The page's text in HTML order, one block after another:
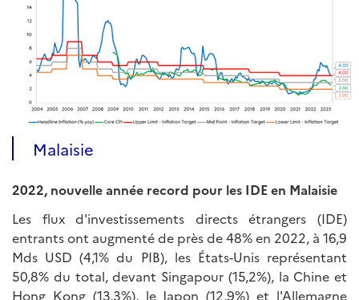
Malaisie
2022, nouvelle année record pour les IDE en Malaisie
Les flux d'investissements directs étrangers (IDE)
entrants ont augmenté de près de 48% en 2022, à 16,9
Mds USD (4,1% du PIB), les États-Unis représentant
50,8% du total, devant Singapour (15,2%), la Chine et
Hong Kong (13,3%), le Japon (12,9%) et l'Allemagne